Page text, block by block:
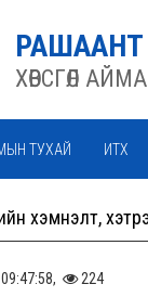
ХӨВСГӨЛ
ТУХАЙ ИТХ
хэмнэлт,
224